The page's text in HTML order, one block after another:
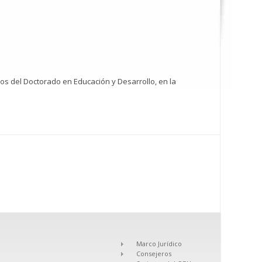
del Doctorado en Educación y Desarrollo, en la
Marco Jurídico
Consejeros